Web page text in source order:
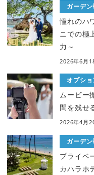
ガーデ
憧れのハ
ニでの極
力～
2026年6月
オプショ
ムービー
間を残せ
2026年4月
ガーデ
プライベ
カハラホ